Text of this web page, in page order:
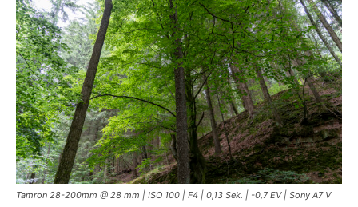
Tamron 28-200mm @ 28 mm | ISO 100 | F4 | 0,13 Sek. | -0,7 EV | Sony A7 V